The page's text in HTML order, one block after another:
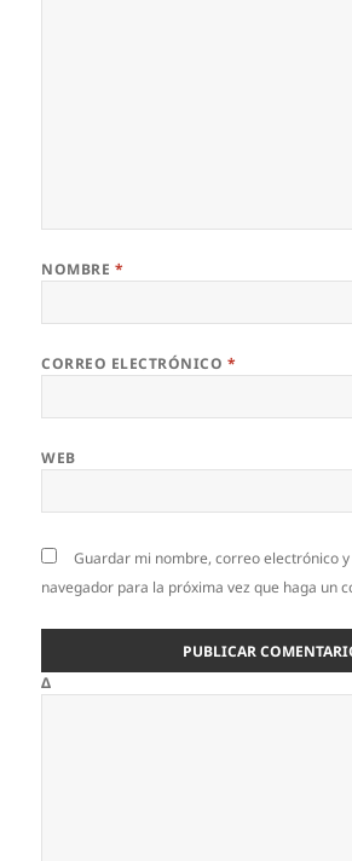
NOMBRE *
CORREO ELECTRÓNICO *
WEB
Guardar mi nombre, correo electrónico
navegador para la próxima vez que haga un
Δ